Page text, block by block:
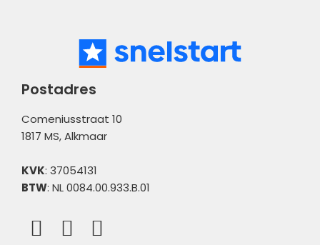
Postadres
Comeniusstraat 10
1817 MS, Alkmaar
KVK: 37054131
BTW: NL 0084.00.933.B.01